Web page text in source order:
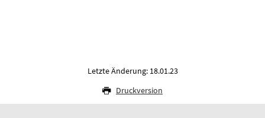
Letzte Änderung: 18.01.23
Druckversion